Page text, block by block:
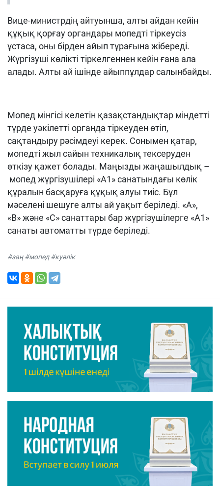
Вице-министрдің айтуынша, алты айдан кейін
құқық қорғау органдары мопедті тіркеусіз
ұстаса, оны бірден айып тұрағына жібереді.
Жүргізуші көлікті тіркелгеннен кейін ғана ала
алады. Алты ай ішінде айыппұлдар салынбайды.
Мопед мінгісі келетін қазақстандықтар міндетті
түрде уәкілетті органда тіркеуден өтіп,
сақтандыру рәсімдеуі керек. Сонымен қатар,
мопедті жыл сайын техникалық тексеруден
өткізу қажет болады. Маңызды жаңашылдық –
мопед жүргізушілері «А1» санатындағы көлік
құралын басқаруға құқық алуы тиіс. Бұл
мәселені шешуге алты ай уақыт беріледі. «А»,
«В» және «С» санаттары бар жүргізушілерге «А1»
санаты автоматты түрде беріледі.
#заң #мопед #куәлік